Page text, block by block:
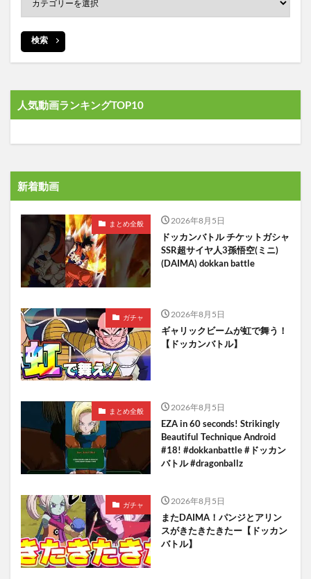
検索
人気動画ランキングTOP10
新着動画
まとめ全般 2026年8月5日
ドッカンバトル チケットガシャ
SSR超サイヤ人3孫悟空(ミニ)
(DAIMA) dokkan battle
ガチャ 2026年8月5日
ギャリックビームが虹で舞う！
【ドッカンバトル】
まとめ全般 2026年8月5日
EZA in 60 seconds! Strikingly
Beautiful Technique Android
#18! #dokkanbattle #ドッカン
バトル #dragonballz
ガチャ 2026年8月5日
またDAIMA！パンジとアリン
スがきたきたきたー【ドッカン
バトル】